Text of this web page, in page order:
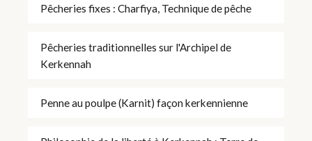
Pêcheries fixes : Charfiya, Technique de pêche
Pêcheries traditionnelles sur l'Archipel de
Kerkennah
Penne au poulpe (Karnit) façon kerkennienne